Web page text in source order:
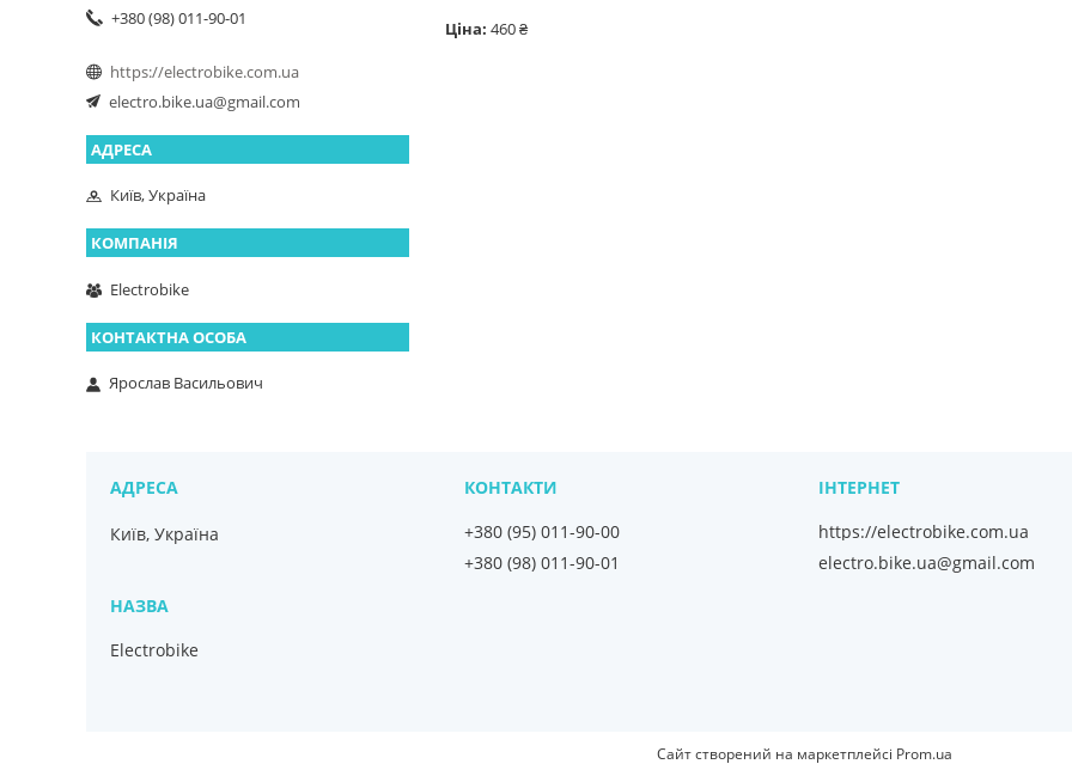
Ціна: 460 ₴
+380 (98) 011-90-01
https://electrobike.com.ua
electro.bike.ua@gmail.com
Київ, Україна
Electrobike
Ярослав Васильович
Київ, Україна
Electrobike
+380 (95) 011-90-00
+380 (98) 011-90-01
https://electrobike.com.ua
electro.bike.ua@gmail.com
Сайт створений на маркетплейсі Prom.ua